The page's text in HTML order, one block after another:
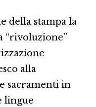
della stampa la
“rivoluzione”
alla
sacramenti in
lingue